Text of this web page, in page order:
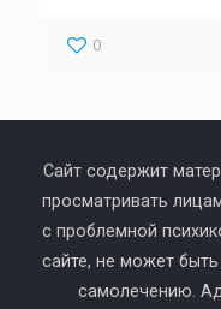
0
Сайт содержит
просматривать
с проблемной
сайте, не может
самолечению.